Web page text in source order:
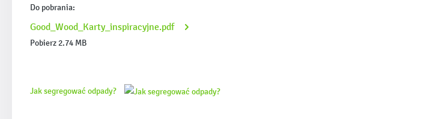
Do pobrania:
Good_Wood_Karty_inspiracyjne.pdf
Pobierz 2.74 MB
Jak segregować odpady?